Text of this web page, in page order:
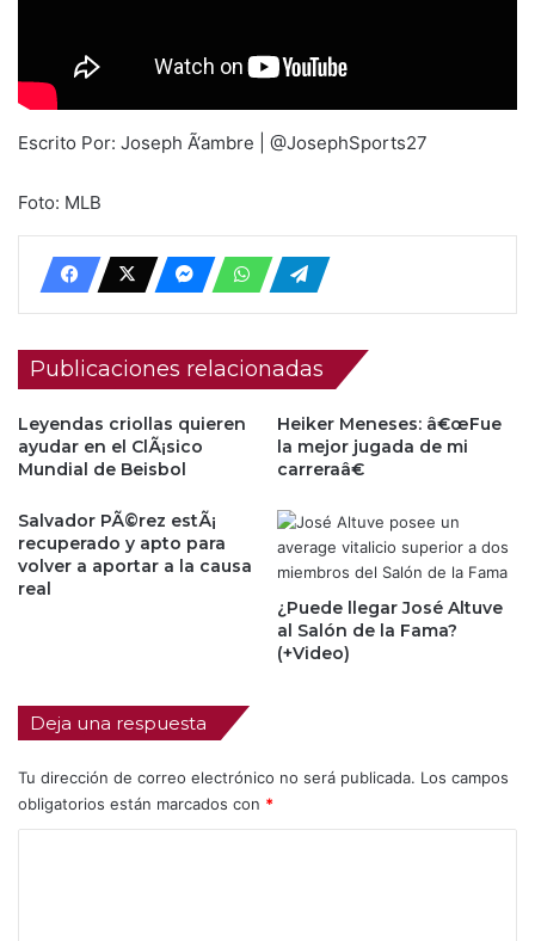
Escrito Por: Joseph Ã‘ambre | @JosephSports27
Foto: MLB
Publicaciones relacionadas
Leyendas criollas quieren
ayudar en el ClÃ¡sico
Mundial de Beisbol
Heiker Meneses: â€œFue
la mejor jugada de mi
carreraâ€
Salvador PÃ©rez estÃ¡
recuperado y apto para
volver a aportar a la causa
real
¿Puede llegar José Altuve
al Salón de la Fama?
(+Video)
Deja una respuesta
Tu dirección de correo electrónico no será publicada. Los campos
obligatorios están marcados con *